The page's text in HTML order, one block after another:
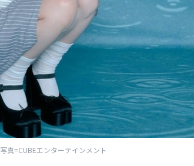
写真=CUBEエンターテインメント